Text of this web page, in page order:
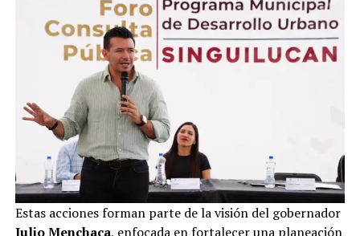
Estas acciones forman parte de la visión del gobernador
Julio Menchaca, enfocada en fortalecer una planeación